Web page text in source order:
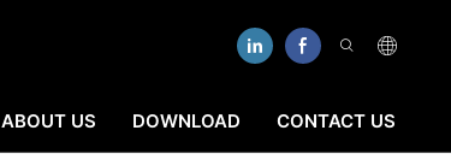
ABOUT US DOWNLOAD CONTACT US